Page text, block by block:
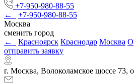
+7-950-980-88-55
←
+7-950-980-88-55
Москва
сменить город
←
Красноярск Краснодар Москва
отправить заявку
г. Москва, Волоколамское шоссе 73,